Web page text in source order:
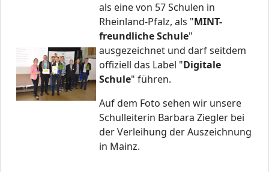
als eine von 57 Schulen in
Rheinland-Pfalz, als "MINT-
freundliche Schule"
ausgezeichnet und darf seitdem
offiziell das Label "Digitale
Schule" führen.
Auf dem Foto sehen wir unsere
Schulleiterin Barbara Ziegler bei
der Verleihung der Auszeichnung
in Mainz.